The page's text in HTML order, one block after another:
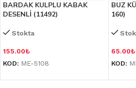
BARDAK KULPLU KABAK
DESENLİ (11492)
Stokta
155.00₺
KOD: ME-5108
BUZ
160)
65.00₺
KOD: